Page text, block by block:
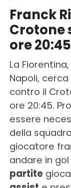
Franck
Crotone
ore
La
Napoli,
contro il
ore 20:45.
essere
della
giocatore
andare in
partite